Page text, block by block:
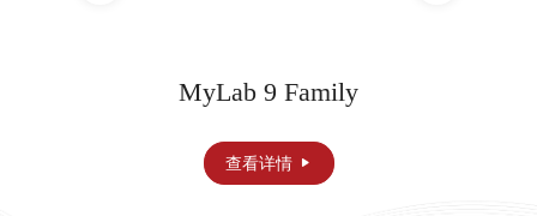
MyLab 9 Family
查看详情